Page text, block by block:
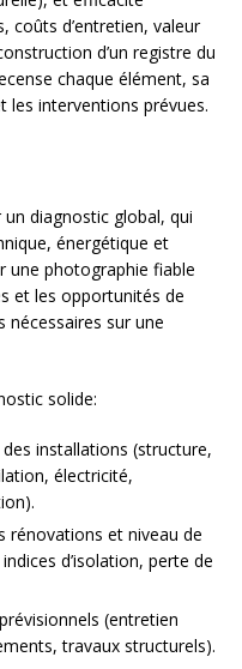
coûts d’entretien, valeur
d’un registre du
chaque élément, sa
les interventions prévues.
un diagnostic global, qui
énergétique et
une photographie fiable
et les opportunités de
nécessaires sur une
solide:
installations (structure,
électricité,
rénovations et niveau de
d’isolation, perte de
(entretien
travaux structurels).